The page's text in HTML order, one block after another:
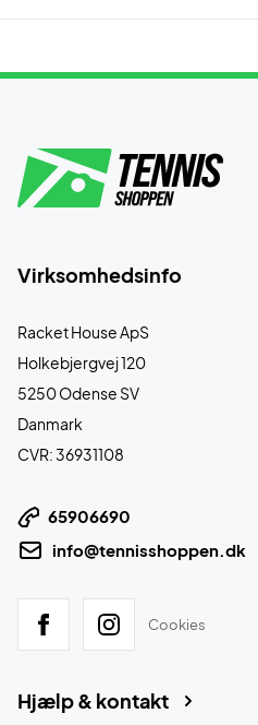
Virksomhedsinfo
Racket House ApS
Holkebjergvej 120
5250 Odense SV
Danmark
CVR: 36931108
65906690
info@tennisshoppen.dk
Cookies
Hjælp & kontakt